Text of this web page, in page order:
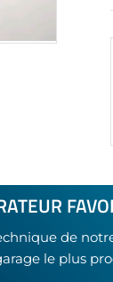
de
le plus